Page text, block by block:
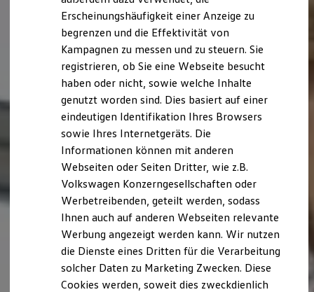
ID. Software Versionen und Updates
Digitale Extras
Schnittstellen zu Ihrem ID.
Hybridautos
Marke und Erlebnis
Volkswagen R und R Experience
R-Modelle
R Experience
Driving Experience
Volkswagen entdecken
Werkbesichtigung
Lifestyle Shop
T-Roc Kollektion
Golf Kollektion
ID. Kollektion
Volkswagen Kollektion
R-Kollektion
GTI Kollektion
Fußball Drop
we drive football
#wedriveproud
Besitzer und Service
Erscheinungshäufigkeit einer Anzeige zu
begrenzen und die Effektivität von
Kampagnen zu messen und zu steuern. Sie
registrieren, ob Sie eine Webseite besucht
haben oder nicht, sowie welche Inhalte
genutzt worden sind. Dies basiert auf einer
eindeutigen Identifikation Ihres Browsers
sowie Ihres Internetgeräts. Die
Informationen können mit anderen
Webseiten oder Seiten Dritter, wie z.B.
Volkswagen Konzerngesellschaften oder
Werbetreibenden, geteilt werden, sodass
Ihnen auch auf anderen Webseiten relevante
Werbung angezeigt werden kann. Wir nutzen
die Dienste eines Dritten für die Verarbeitung
solcher Daten zu Marketing Zwecken. Diese
Cookies werden, soweit dies zweckdienlich